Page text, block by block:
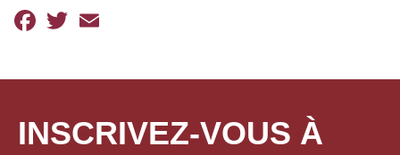
Facebook
Twitter
INSCRIVEZ-VOUS À